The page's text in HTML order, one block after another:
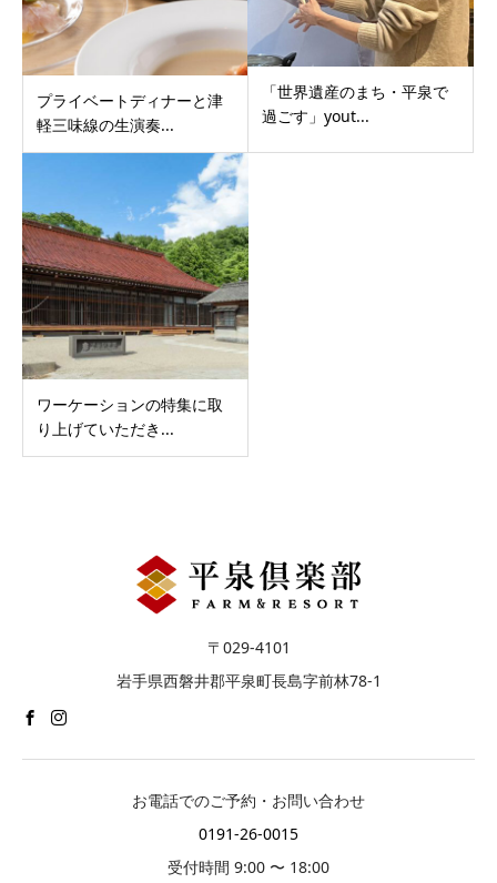
プライベートディナーと津
軽三味線の生演奏...
「世界遺産のまち・平泉で
過ごす」yout...
ワーケーションの特集に取
り上げていただき...
〒029-4101
岩手県西磐井郡平泉町長島字前林78-1
お電話でのご予約・お問い合わせ
0191-26-0015
受付時間 9:00 〜 18:00